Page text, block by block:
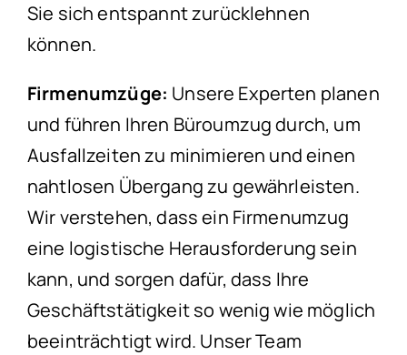
Sie sich entspannt zurücklehnen
können.
Firmenumzüge: Unsere Experten planen
und führen Ihren Büroumzug durch, um
Ausfallzeiten zu minimieren und einen
nahtlosen Übergang zu gewährleisten.
Wir verstehen, dass ein Firmenumzug
eine logistische Herausforderung sein
kann, und sorgen dafür, dass Ihre
Geschäftstätigkeit so wenig wie möglich
beeinträchtigt wird. Unser Team